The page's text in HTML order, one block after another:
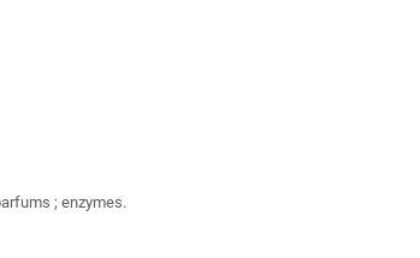
; enzymes.